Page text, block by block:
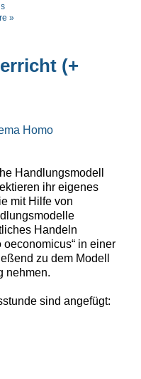
»
(+
Homo
Handlungsmodell
ihr eigenes
mit Hilfe von
Handeln
in einer
zu dem Modell
nehmen.
sind angefügt: